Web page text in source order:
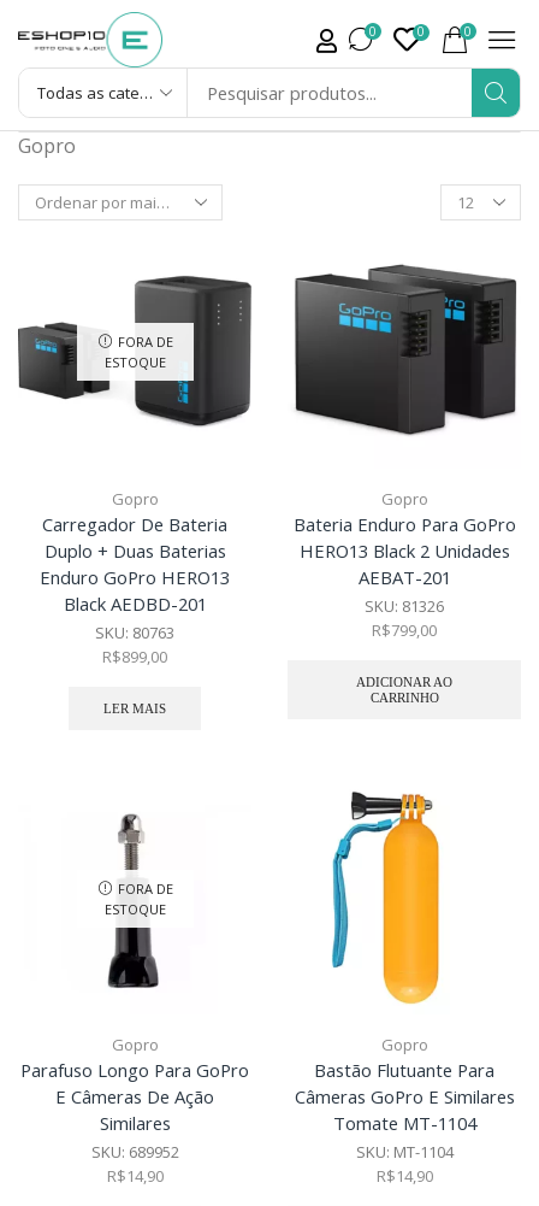
0 0 0
Gopro
FORA DE
ESTOQUE
Gopro
Carregador De Bateria
Duplo + Duas Baterias
Enduro GoPro HERO13
Black AEDBD-201
SKU: 80763
R$899,00
LER MAIS
Gopro
Bateria Enduro Para GoPro
HERO13 Black 2 Unidades
AEBAT-201
SKU: 81326
R$799,00
ADICIONAR AO
CARRINHO
FORA DE
ESTOQUE
Gopro
Parafuso Longo Para GoPro
E Câmeras De Ação
Similares
SKU: 689952
R$14,90
Gopro
Bastão Flutuante Para
Câmeras GoPro E Similares
Tomate MT-1104
SKU: MT-1104
R$14,90